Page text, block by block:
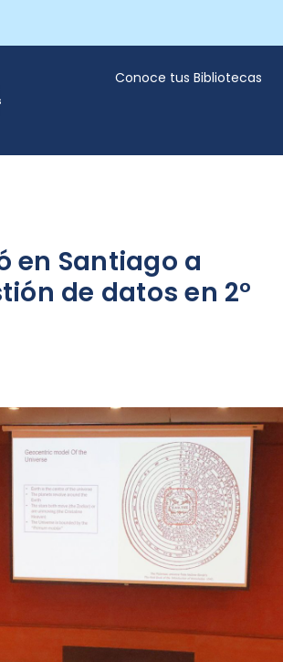
Conoce tus Bibliotecas
en Santiago a
de datos en 2°